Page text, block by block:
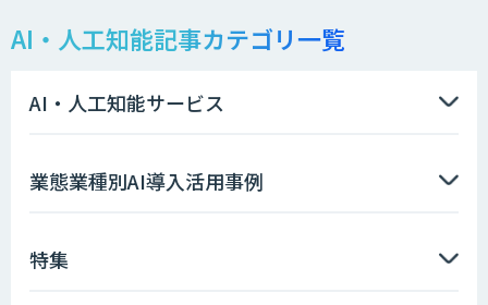
AI・人工知能記事カテゴリ一覧
AI・人工知能サービス
業態業種別AI導入活用事例
特集